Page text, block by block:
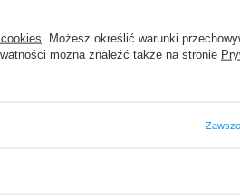
. Możesz określić warunki
można znaleźć także na stronie